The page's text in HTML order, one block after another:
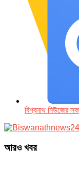
বিশ্বনাথ নিউজের
আরও খবর